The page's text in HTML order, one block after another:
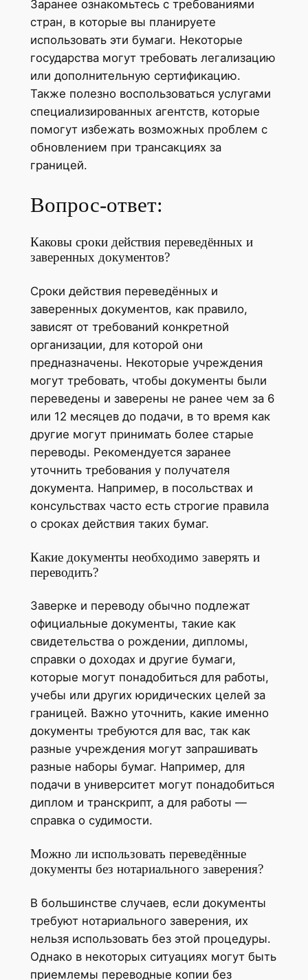
Заранее ознакомьтесь с требованиями
стран, в которые вы планируете
использовать эти бумаги. Некоторые
государства могут требовать легализацию
или дополнительную сертификацию.
Также полезно воспользоваться услугами
специализированных агентств, которые
помогут избежать возможных проблем с
обновлением при трансакциях за
границей.
Вопрос-ответ:
Каковы сроки действия переведённых и
заверенных документов?
Сроки действия переведённых и
заверенных документов, как правило,
зависят от требований конкретной
организации, для которой они
предназначены. Некоторые учреждения
могут требовать, чтобы документы были
переведены и заверены не ранее чем за 6
или 12 месяцев до подачи, в то время как
другие могут принимать более старые
переводы. Рекомендуется заранее
уточнить требования у получателя
документа. Например, в посольствах и
консульствах часто есть строгие правила
о сроках действия таких бумаг.
Какие документы необходимо заверять и
переводить?
Заверке и переводу обычно подлежат
официальные документы, такие как
свидетельства о рождении, дипломы,
справки о доходах и другие бумаги,
которые могут понадобиться для работы,
учебы или других юридических целей за
границей. Важно уточнить, какие именно
документы требуются для вас, так как
разные учреждения могут запрашивать
разные наборы бумаг. Например, для
подачи в университет могут понадобиться
диплом и транскрипт, а для работы —
справка о судимости.
Можно ли использовать переведённые
документы без нотариального заверения?
В большинстве случаев, если документы
требуют нотариального заверения, их
нельзя использовать без этой процедуры.
Однако в некоторых ситуациях могут быть
приемлемы переводные копии без